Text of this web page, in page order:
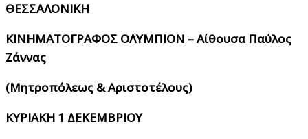
ΘΕΣΣΑΛΟΝΙΚΗ
ΚΙΝΗΜΑΤΟΓΡΑΦΟΣ ΟΛΥΜΠΙΟΝ – Αίθουσα Παύλος
Ζάννας
(Μητροπόλεως & Αριστοτέλους)
ΚΥΡΙΑΚΗ 1 ΔΕΚΕΜΒΡΙΟΥ